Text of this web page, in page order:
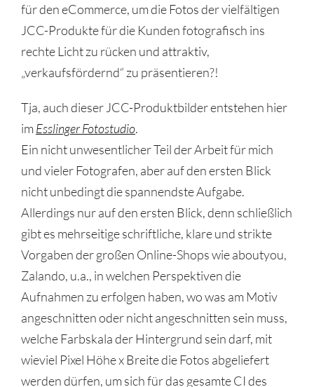
für den eCommerce, um die Fotos der vielfältigen
JCC-Produkte für die Kunden fotografisch ins
rechte Licht zu rücken und attraktiv,
„verkaufsfördernd“ zu präsentieren?!
Tja, auch dieser JCC-Produktbilder entstehen hier
im Esslinger Fotostudio.
Ein nicht unwesentlicher Teil der Arbeit für mich
und vieler Fotografen, aber auf den ersten Blick
nicht unbedingt die spannendste Aufgabe.
Allerdings nur auf den ersten Blick, denn schließlich
gibt es mehrseitige schriftliche, klare und strikte
Vorgaben der großen Online-Shops wie aboutyou,
Zalando, u.a., in welchen Perspektiven die
Aufnahmen zu erfolgen haben, wo was am Motiv
angeschnitten oder nicht angeschnitten sein muss,
welche Farbskala der Hintergrund sein darf, mit
wieviel Pixel Höhe x Breite die Fotos abgeliefert
werden dürfen, um sich für das gesamte CI des